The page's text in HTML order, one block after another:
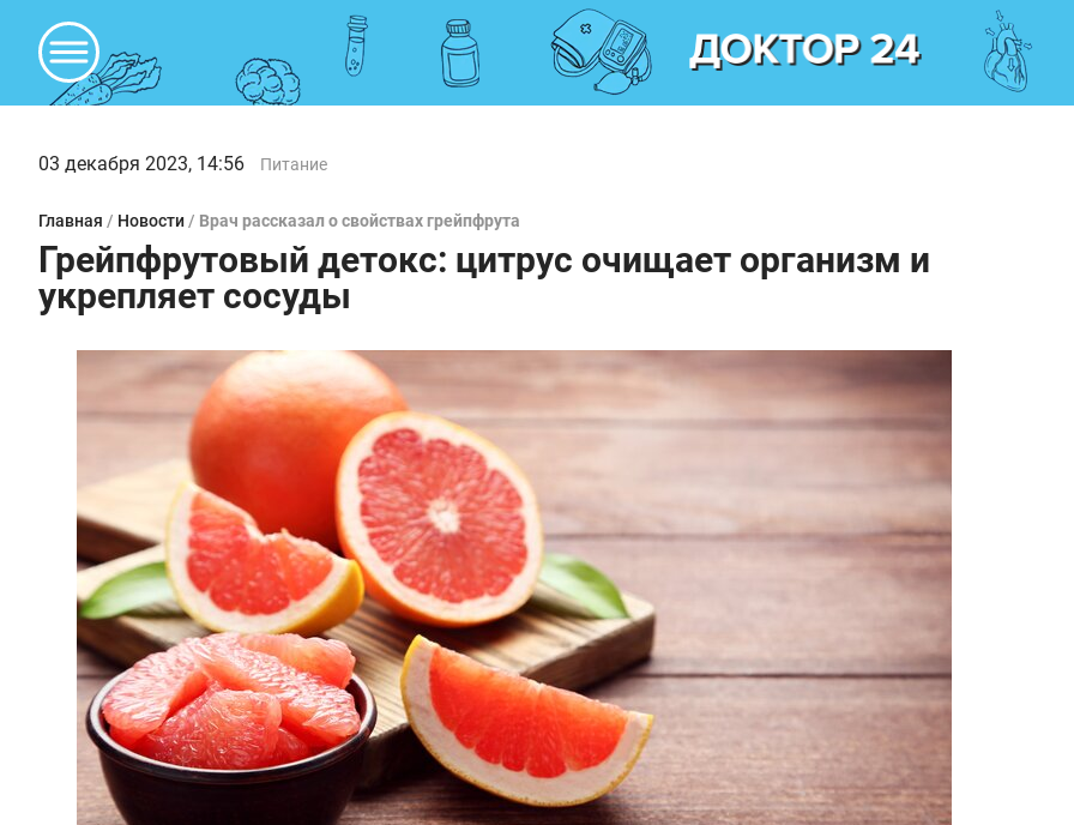
03 декабря 2023, 14:56 Питание
Главная / Новости / Врач рассказал о свойствах грейпфрута
Грейпфрутовый детокс: цитрус очищает организм и
укрепляет сосуды